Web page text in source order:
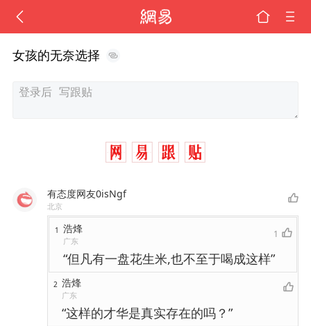
女孩的无奈选择
有态度网友0isNgf
北京
1 浩烽
广东
1
“但凡有一盘花生米,也不至于喝成这样”
2 浩烽
广东
“这样的才华是真实存在的吗？”